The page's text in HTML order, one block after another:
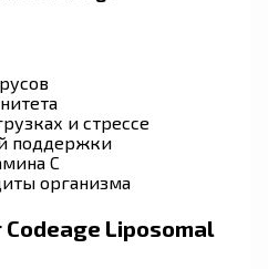
и стрессе
поддержки
C
организма
Liposomal